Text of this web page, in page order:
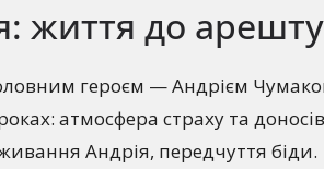
життя до арешту
героєм — Андрієм
атмосфера страху та
Андрія, передчуття біди.